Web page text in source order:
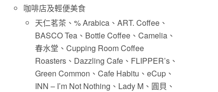
咖啡店及輕便美食
天仁茗茶、% Arabica、ART. Coffee、
BASCO Tea、Bottle Coffee、Camelia、
春水堂、Cupping Room Coffee
Roasters、Dazzling Cafe、FLIPPER’s、
Green Common、Cafe Habitu、eCup、
INN – I’m Not Nothing、Lady M、圓貝、